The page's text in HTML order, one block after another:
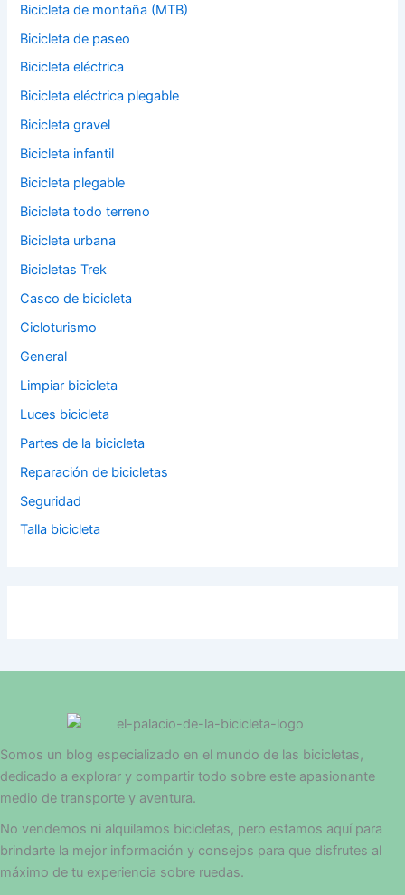
Bicicleta de montaña (MTB)
Bicicleta de paseo
Bicicleta eléctrica
Bicicleta eléctrica plegable
Bicicleta gravel
Bicicleta infantil
Bicicleta plegable
Bicicleta todo terreno
Bicicleta urbana
Bicicletas Trek
Casco de bicicleta
Cicloturismo
General
Limpiar bicicleta
Luces bicicleta
Partes de la bicicleta
Reparación de bicicletas
Seguridad
Talla bicicleta
Somos un blog especializado en el mundo de las bicicletas,
dedicado a explorar y compartir todo sobre este apasionante
medio de transporte y aventura.
No vendemos ni alquilamos bicicletas, pero estamos aquí para
brindarte la mejor información y consejos para que disfrutes al
máximo de tu experiencia sobre ruedas.